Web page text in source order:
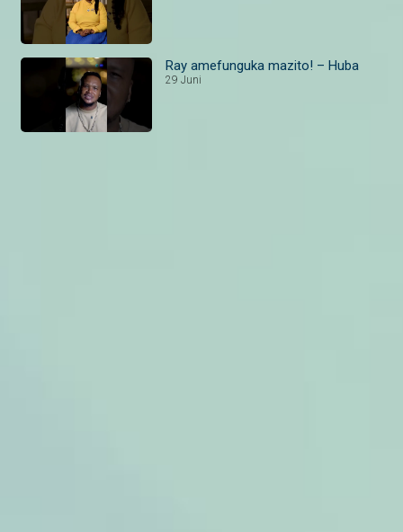
Ray amefunguka mazito! – Huba
29 Juni